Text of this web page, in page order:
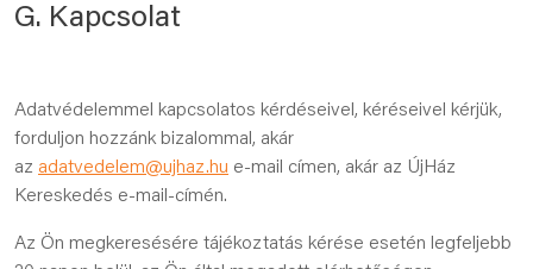
G. Kapcsolat
Adatvédelemmel kapcsolatos kérdéseivel, kéréseivel kérjük,
forduljon hozzánk bizalommal, akár
az adatvedelem@ujhaz.hu e-mail címen, akár az ÚjHáz
Kereskedés e-mail-címén.
Az Ön megkeresésére tájékoztatás kérése esetén legfeljebb